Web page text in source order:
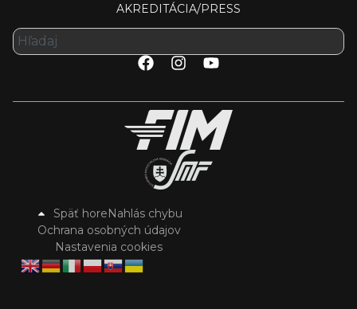
AKREDITÁCIA/PRESS
Späť horeNahlás chybu
Ochrana osobných údajov
Nastavenia cookies